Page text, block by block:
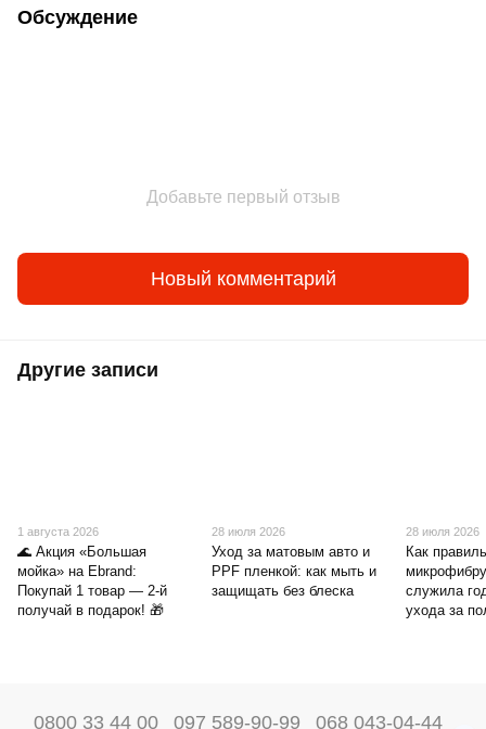
Обсуждение
Добавьте первый отзыв
Новый комментарий
Другие записи
1 августа 2026
🌊 Акция «Большая
мойка» на Ebrand:
Покупай 1 товар — 2-й
получай в подарок! 🎁
28 июля 2026
Уход за матовым авто и
PPF пленкой: как мыть и
защищать без блеска
28 июля 2026
Как
служила
ухода за
0800 33 44 00 097 589-90-99 068 043-04-44